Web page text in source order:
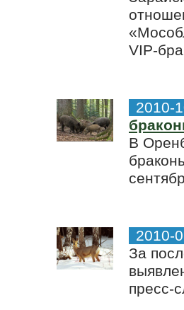
VIP-
2010-
В
2010-
За
пресс-